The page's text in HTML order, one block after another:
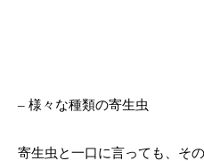
– 様々な種類の寄生虫
寄生虫と一口に言っても、そ